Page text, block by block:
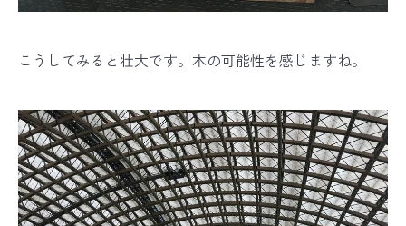
こうしてみると壮大です。木の可能性を感じますね。